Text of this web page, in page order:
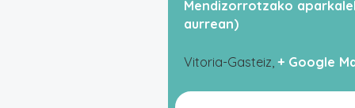
Mendizorrotzako
aurrean)
Vitoria-Gasteiz, + Google